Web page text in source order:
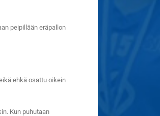
peipillään eräpallon
ehkä osattu oikein
Kun puhutaan